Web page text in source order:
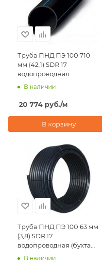
Труба ПНД ПЭ 100 710
мм (42,1) SDR 17
водопроводная
В наличии
20 774 руб./м
В корзину
Труба ПНД ПЭ 100 63 мм
(3,8) SDR 17
водопроводная (бухта
50 м)
В наличии